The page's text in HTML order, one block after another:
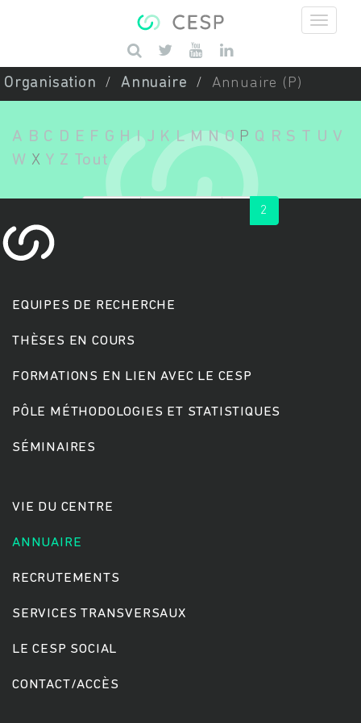
Saisissez vos mots-clés
Organisation Annuaire Annuaire (P)
A B C D E F G H I J K L M N O P Q R S T U V
W X Y Z Tout
2
EQUIPES DE RECHERCHE
THÈSES EN COURS
FORMATIONS EN LIEN AVEC LE CESP
PÔLE MÉTHODOLOGIES ET STATISTIQUES
SÉMINAIRES
VIE DU CENTRE
ANNUAIRE
RECRUTEMENTS
SERVICES TRANSVERSAUX
LE CESP SOCIAL
CONTACT/ACCÈS